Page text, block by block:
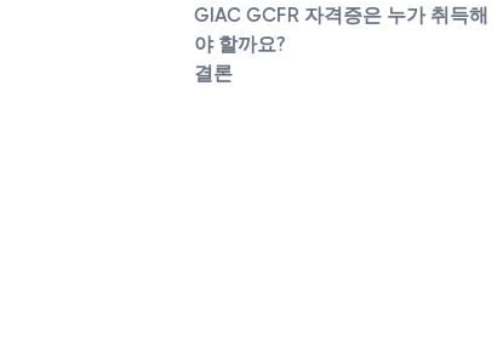
GIAC GCFR 자격증은 누가 취득해
야 할까요?
결론